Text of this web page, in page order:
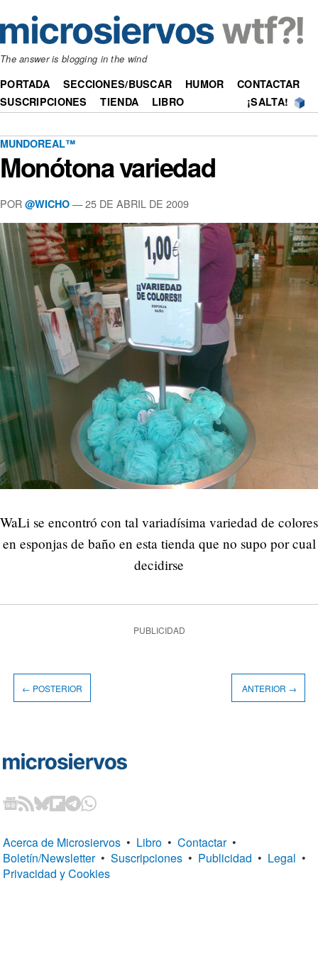
The answer is blogging in the wind
PORTADA SECCIONES/BUSCAR HUMOR
CONTACTAR
SUSCRIPCIONES
TIENDA LIBRO ¡SALTA!
MUNDOREAL™
Monótona variedad
POR @WICHO —25 DE ABRIL DE 2009
WaLi se encontró con tal variadísima variedad de colores
en esponjas de baño en esta tienda que no supo por cual
decidirse
PUBLICIDAD
← POSTERIOR ANTERIOR →
Acerca de Microsiervos • Libro • Contactar •
Boletín/Newsletter • Suscripciones • Publicidad • Legal •
Privacidad y Cookies